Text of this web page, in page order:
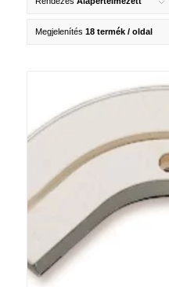
Megjelenítés 18 termék / oldal